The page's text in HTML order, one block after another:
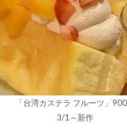
「台湾カステラ フルーツ」
3/1～新作